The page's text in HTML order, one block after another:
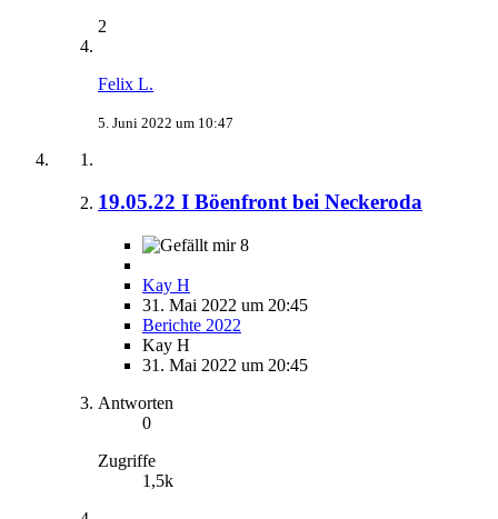
2
Felix L.
5. Juni 2022 um 10:47
19.05.22 I Böenfront bei Neckeroda
8
Kay H
31. Mai 2022 um 20:45
Berichte 2022
Kay H
31. Mai 2022 um 20:45
Antworten
0
Zugriffe
1,5k